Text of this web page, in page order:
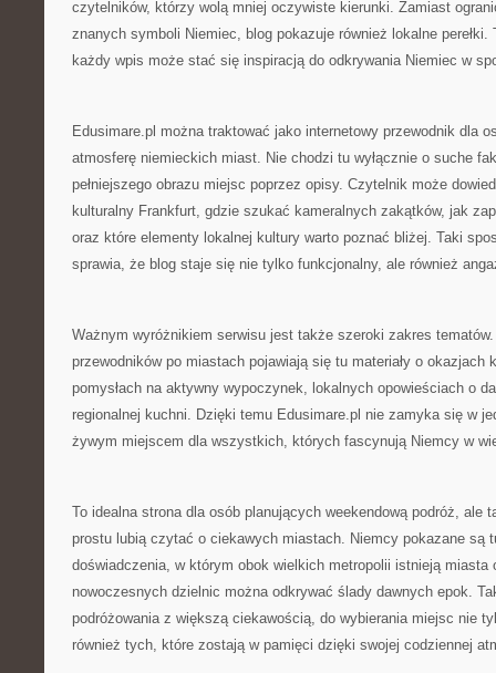
czytelników, którzy wolą mniej oczywiste kierunki. Zamiast
znanych symboli Niemiec, blog pokazuje również lokalne perełki.
każdy wpis może stać się inspiracją do odkrywania Niemiec w
Edusimare.pl można traktować jako internetowy przewodnik dla
atmosferę niemieckich miast. Nie chodzi tu wyłącznie o suche
pełniejszego obrazu miejsc poprzez opisy. Czytelnik może
kulturalny Frankfurt, gdzie szukać kameralnych zakątków, jak
oraz które elementy lokalnej kultury warto poznać bliżej. Taki
sprawia, że blog staje się nie tylko funkcjonalny, ale również
Ważnym wyróżnikiem serwisu jest także szeroki zakres
przewodników po miastach pojawiają się tu materiały o okazjach
pomysłach na aktywny wypoczynek, lokalnych opowieściach o
regionalnej kuchni. Dzięki temu Edusimare.pl nie zamyka się w
żywym miejscem dla wszystkich, których fascynują Niemcy w
To idealna strona dla osób planujących weekendową podróż, ale
prostu lubią czytać o ciekawych miastach. Niemcy pokazane są
doświadczenia, w którym obok wielkich metropolii istnieją miasta
nowoczesnych dzielnic można odkrywać ślady dawnych epok.
podróżowania z większą ciekawością, do wybierania miejsc nie
również tych, które zostają w pamięci dzięki swojej codziennej